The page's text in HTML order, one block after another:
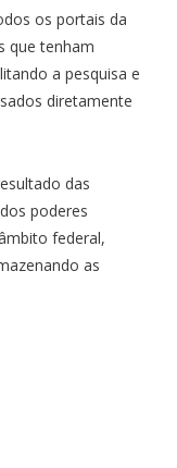
os portais da
que tenham
a pesquisa e
diretamente
das
poderes
federal,
as